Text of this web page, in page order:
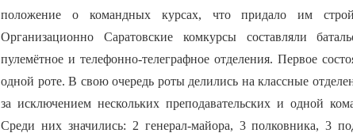
положение о командных курсах, что придало им
Организационно Саратовские комкурсы составляли
пулемётное и телефонно-телеграфное отделения. Первое
одной роте. В свою очередь роты делились на классные
за исключением нескольких преподавательских и одной
Среди них значились: 2 генерал-майора, 3 полковника, 3